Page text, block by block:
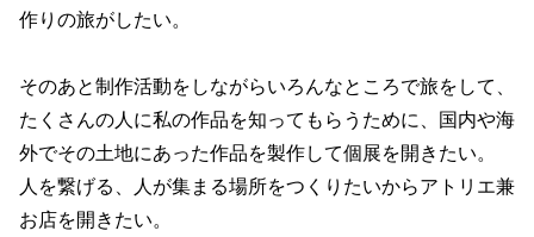
作りの旅がしたい。
そのあと制作活動をしながらいろんなところで旅をして、
たくさんの人に私の作品を知ってもらうために、国内や海
外でその土地にあった作品を製作して個展を開きたい。
人を繋げる、人が集まる場所をつくりたいからアトリエ兼
お店を開きたい。